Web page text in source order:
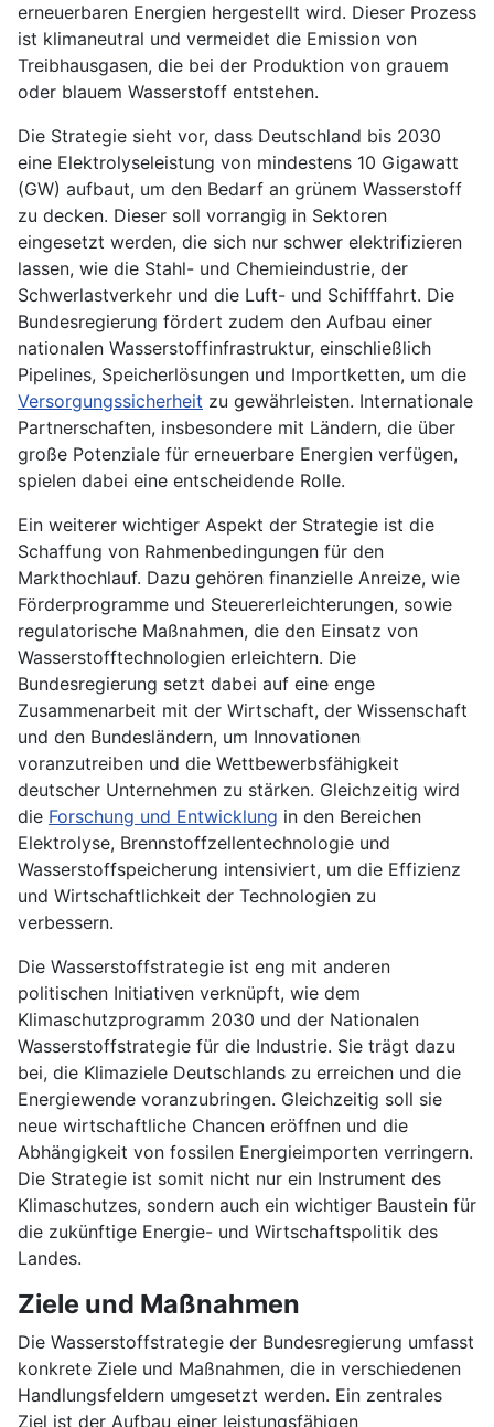
erneuerbaren Energien hergestellt wird. Dieser Prozess
ist klimaneutral und vermeidet die Emission von
Treibhausgasen, die bei der Produktion von grauem
oder blauem Wasserstoff entstehen.
Die Strategie sieht vor, dass Deutschland bis 2030
eine Elektrolyseleistung von mindestens 10 Gigawatt
(GW) aufbaut, um den Bedarf an grünem Wasserstoff
zu decken. Dieser soll vorrangig in Sektoren
eingesetzt werden, die sich nur schwer elektrifizieren
lassen, wie die Stahl- und Chemieindustrie, der
Schwerlastverkehr und die Luft- und Schifffahrt. Die
Bundesregierung fördert zudem den Aufbau einer
nationalen Wasserstoffinfrastruktur, einschließlich
Pipelines, Speicherlösungen und Importketten, um die
Versorgungssicherheit zu gewährleisten. Internationale
Partnerschaften, insbesondere mit Ländern, die über
große Potenziale für erneuerbare Energien verfügen,
spielen dabei eine entscheidende Rolle.
Ein weiterer wichtiger Aspekt der Strategie ist die
Schaffung von Rahmenbedingungen für den
Markthochlauf. Dazu gehören finanzielle Anreize, wie
Förderprogramme und Steuererleichterungen, sowie
regulatorische Maßnahmen, die den Einsatz von
Wasserstofftechnologien erleichtern. Die
Bundesregierung setzt dabei auf eine enge
Zusammenarbeit mit der Wirtschaft, der Wissenschaft
und den Bundesländern, um Innovationen
voranzutreiben und die Wettbewerbsfähigkeit
deutscher Unternehmen zu stärken. Gleichzeitig wird
die Forschung und Entwicklung in den Bereichen
Elektrolyse, Brennstoffzellentechnologie und
Wasserstoffspeicherung intensiviert, um die Effizienz
und Wirtschaftlichkeit der Technologien zu
verbessern.
Die Wasserstoffstrategie ist eng mit anderen
politischen Initiativen verknüpft, wie dem
Klimaschutzprogramm 2030 und der Nationalen
Wasserstoffstrategie für die Industrie. Sie trägt dazu
bei, die Klimaziele Deutschlands zu erreichen und die
Energiewende voranzubringen. Gleichzeitig soll sie
neue wirtschaftliche Chancen eröffnen und die
Abhängigkeit von fossilen Energieimporten verringern.
Die Strategie ist somit nicht nur ein Instrument des
Klimaschutzes, sondern auch ein wichtiger Baustein für
die zukünftige Energie- und Wirtschaftspolitik des
Landes.
Ziele und Maßnahmen
Die Wasserstoffstrategie der Bundesregierung umfasst
konkrete Ziele und Maßnahmen, die in verschiedenen
Handlungsfeldern umgesetzt werden. Ein zentrales
Ziel ist der Aufbau einer leistungsfähigen